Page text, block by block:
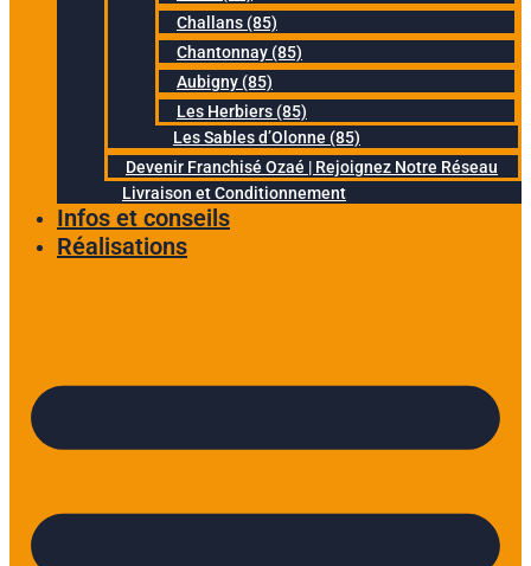
Challans (85)
Chantonnay (85)
Aubigny (85)
Les Herbiers (85)
Les Sables d’Olonne (85)
Devenir Franchisé Ozaé | Rejoignez Notre Réseau
Livraison et Conditionnement
Infos et conseils
Réalisations